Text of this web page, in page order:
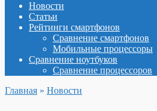
Новости
Статьи
Рейтинги смартфонов
Сравнение смартфонов
Мобильные процессоры
Сравнение ноутбуков
Сравнение процессоров
Главная » Новости